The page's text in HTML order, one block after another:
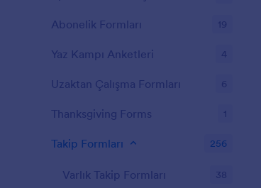
Abonelik Formları 19
Yaz Kampı Anketleri 4
Uzaktan Çalışma Formları 6
Thanksgiving Forms 1
Takip Formları 256
Varlık Takip Formları 38